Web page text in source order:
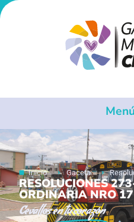
Menú
Inicio Gaceta
RESOLUCIONES
ORDINARIA NRO
Cevallosen tu corazón